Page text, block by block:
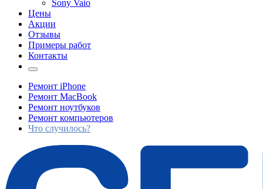
Sony Vaio
Цены
Акции
Отзывы
Примеры работ
Контакты
Ремонт iPhone
Ремонт MacBook
Ремонт ноутбуков
Ремонт компьютеров
Что случилось?